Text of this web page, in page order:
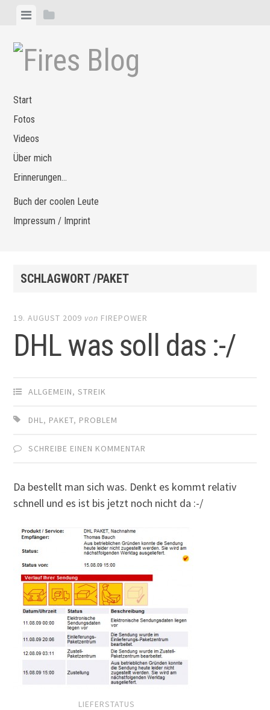
Zum
springen
MenüSeitenleiste
Start
Fotos
Videos
Über mich
Erinnerungen…
Buch der coolen Leute
Impressum / Imprint
SCHLAGWORT /PAKET
19. AUGUST 2009 von FIREPOWER
DHL was soll das :-/
ALLGEMEIN,STREIK
DHL, PAKET, PROBLEM
SCHREIBE EINEN KOMMENTAR
Da bestellt man sich was. Denkt es kommt relativ
schnell und es ist bis jetzt noch nicht da :-/
LIEFERSTATUS